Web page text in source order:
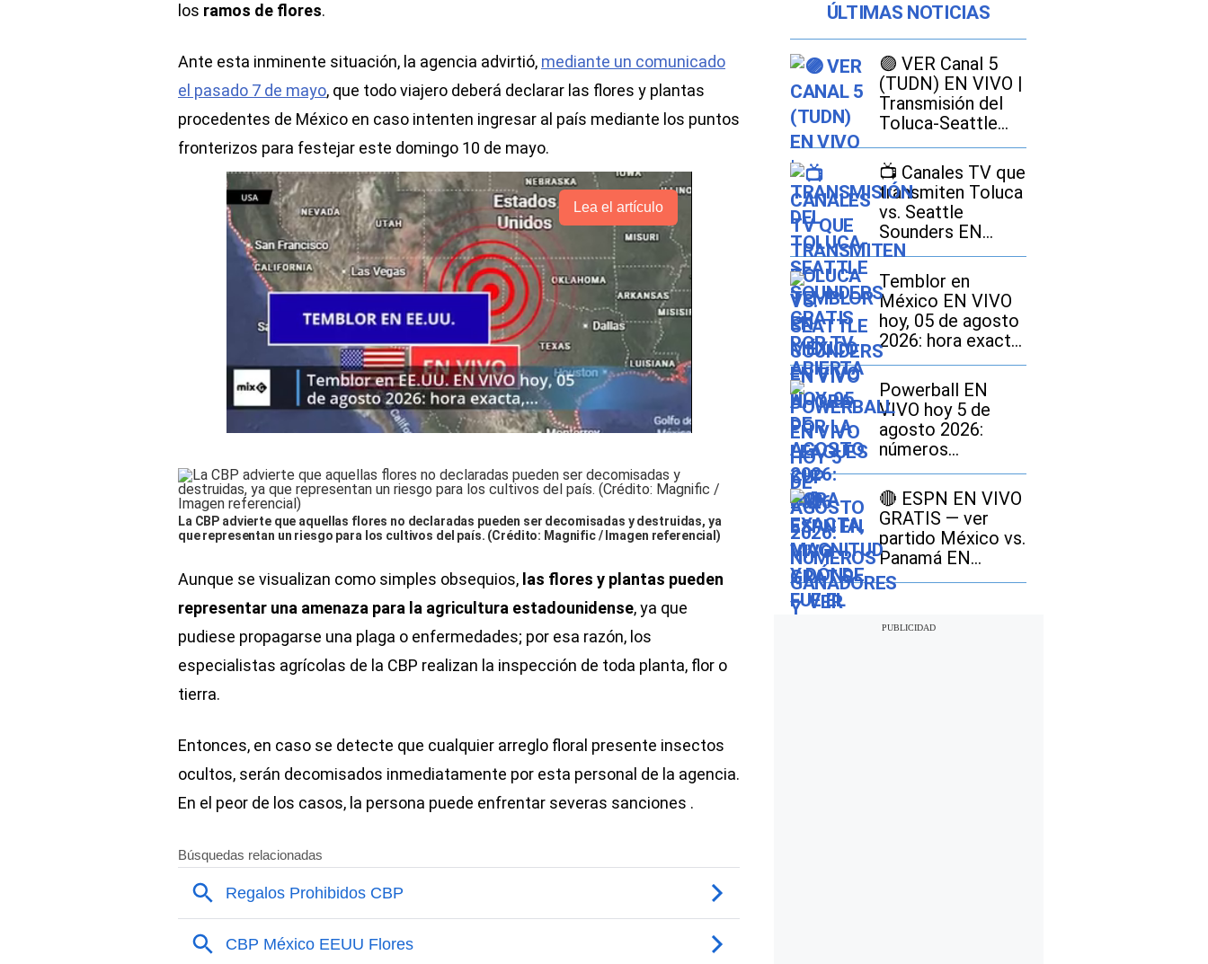
los ramos de flores.
Ante esta inminente situación, la agencia advirtió, mediante un comunicado
el pasado 7 de mayo, que todo viajero deberá declarar las flores y plantas
procedentes de México en caso intenten ingresar al país mediante los puntos
fronterizos para festejar este domingo 10 de mayo.
Lea el artículo
La CBP advierte que aquellas flores no declaradas pueden ser decomisadas y destruidas, ya
que representan un riesgo para los cultivos del país. (Crédito: Magnific / Imagen referencial)
Aunque se visualizan como simples obsequios, las flores y plantas pueden
representar una amenaza para la agricultura estadounidense, ya que
pudiese propagarse una plaga o enfermedades; por esa razón, los
especialistas agrícolas de la CBP realizan la inspección de toda planta, flor o
tierra.
Entonces, en caso se detecte que cualquier arreglo floral presente insectos
ocultos, serán decomisados inmediatamente por esta personal de la agencia.
En el peor de los casos, la persona puede enfrentar severas sanciones .
ÚLTIMAS NOTICIAS
🟣 VER Canal 5
(TUDN) EN VIVO |
Transmisión del
Toluca-Seattle
Sounders GRATIS
por TV abierta
📺 Canales TV que
transmiten Toluca
vs. Seattle
Sounders EN
VIVO AHORA por
la Leagues Cup
2026
Temblor en
México EN VIVO
hoy, 05 de agosto
2026: hora exacta,
magnitud y dónde
fue el epicentro
del último sismo
Powerball EN
VIVO hoy 5 de
agosto 2026:
números
ganadores y
resultados del
jackpot de $786
millones
🔴 ESPN EN VIVO
GRATIS — ver
partido México vs.
Panamá EN
DIRECTO por